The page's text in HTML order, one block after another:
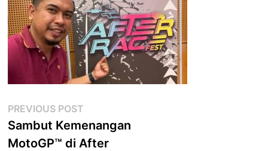
Post
navigation
PREVIOUS POST
post:
Sambut Kemenangan
MotoGP™ di After